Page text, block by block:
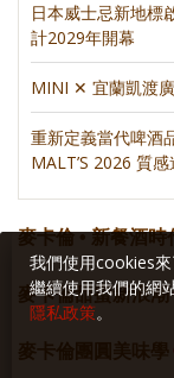
日本威士忌新地標
計2029年開幕
MINI ✕ 宜蘭凱渡
重新定義當代啤酒
MALT’S 2026 質感
麥卡倫 • 新餐酒時
麥卡倫甜蜜新浪潮
麥卡倫團圓美味學
我們使用cookies來
繼續使用我們的網
隱私政策。